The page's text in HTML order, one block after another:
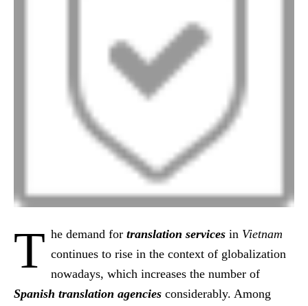
T he demand for translation services in Vietnam
continues to rise in the context of globalization
nowadays, which increases the number of
Spanish translation agencies considerably. Among